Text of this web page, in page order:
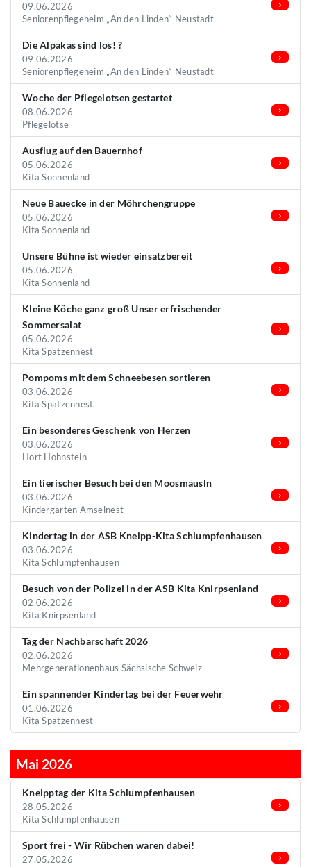
09.06.2026
Seniorenpflegeheim „An den Linden“ Neustadt
Die Alpakas sind los! ?
09.06.2026
Seniorenpflegeheim „An den Linden“ Neustadt
Woche der Pflegelotsen gestartet
08.06.2026
Pflegelotse
Ausflug auf den Bauernhof
05.06.2026
Kita Sonnenland
Neue Bauecke in der Möhrchengruppe
05.06.2026
Kita Sonnenland
Unsere Bühne ist wieder einsatzbereit
05.06.2026
Kita Sonnenland
Kleine Köche ganz groß Unser erfrischender
Sommersalat
05.06.2026
Kita Spatzennest
Pompoms mit dem Schneebesen sortieren
03.06.2026
Kita Spatzennest
Ein besonderes Geschenk von Herzen
03.06.2026
Hort Hohnstein
Ein tierischer Besuch bei den Moosmäusln
03.06.2026
Kindergarten Amselnest
Kindertag in der ASB Kneipp-Kita Schlumpfenhausen
03.06.2026
Kita Schlumpfenhausen
Besuch von der Polizei in der ASB Kita Knirpsenland
02.06.2026
Kita Knirpsenland
Tag der Nachbarschaft 2026
02.06.2026
Mehrgenerationenhaus Sächsische Schweiz
Ein spannender Kindertag bei der Feuerwehr
01.06.2026
Kita Spatzennest
Mai 2026
Kneipptag der Kita Schlumpfenhausen
28.05.2026
Kita Schlumpfenhausen
Sport frei - Wir Rübchen waren dabei!
27.05.2026